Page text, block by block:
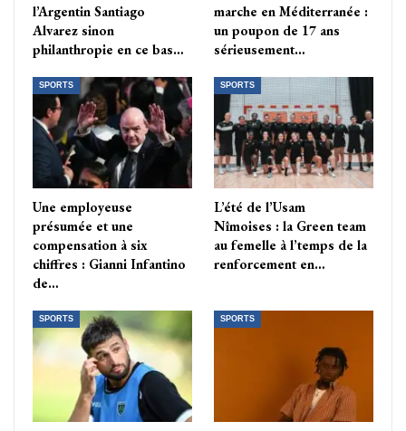
l’Argentin Santiago
Alvarez sinon
philanthropie en ce bas…
marche en Méditerranée :
un poupon de 17 ans
sérieusement…
SPORTS
Une employeuse
présumée et une
compensation à six
chiffres : Gianni Infantino
de…
SPORTS
L’été de l’Usam
Nîmoises : la Green team
au femelle à l’temps de la
renforcement en…
SPORTS SPORTS